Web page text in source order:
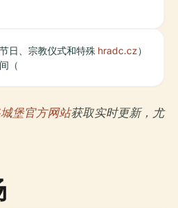
日、宗教仪式和特殊
（
hradc.cz）
堡官方网站获取实时更新，尤